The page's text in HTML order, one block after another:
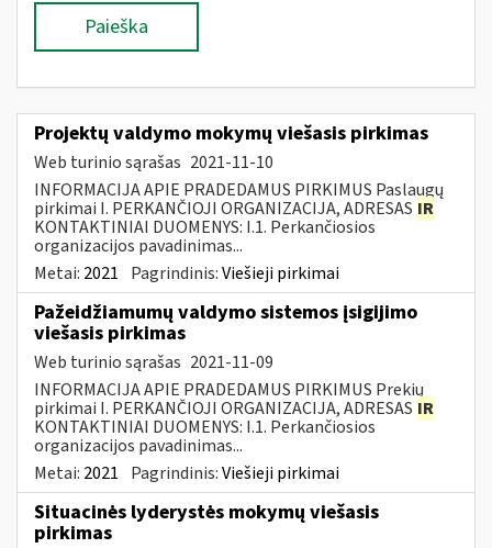
Paieška
Projektų valdymo mokymų viešasis pirkimas
Web turinio sąrašas 2021-11-10
INFORMACIJA APIE PRADEDAMUS PIRKIMUS Paslaugų
pirkimai I. PERKANČIOJI ORGANIZACIJA, ADRESAS IR
KONTAKTINIAI DUOMENYS: I.1. Perkančiosios
organizacijos pavadinimas...
Metai: 2021 Pagrindinis:Viešieji pirkimai
Pažeidžiamumų valdymo sistemos įsigijimo
viešasis pirkimas
Web turinio sąrašas 2021-11-09
INFORMACIJA APIE PRADEDAMUS PIRKIMUS Prekių
pirkimai I. PERKANČIOJI ORGANIZACIJA, ADRESAS IR
KONTAKTINIAI DUOMENYS: I.1. Perkančiosios
organizacijos pavadinimas...
Metai: 2021 Pagrindinis:Viešieji pirkimai
Situacinės lyderystės mokymų viešasis
pirkimas